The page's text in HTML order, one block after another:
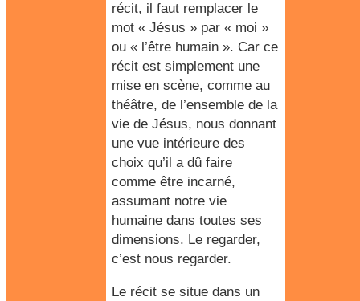
récit, il faut remplacer le
mot « Jésus » par « moi »
ou « l’être humain ». Car ce
récit est simplement une
mise en scène, comme au
théâtre, de l’ensemble de la
vie de Jésus, nous donnant
une vue intérieure des
choix qu’il a dû faire
comme être incarné,
assumant notre vie
humaine dans toutes ses
dimensions. Le regarder,
c’est nous regarder.
Le récit se situe dans un